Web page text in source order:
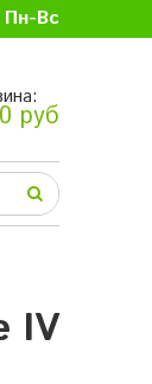
Вс
руб
IV